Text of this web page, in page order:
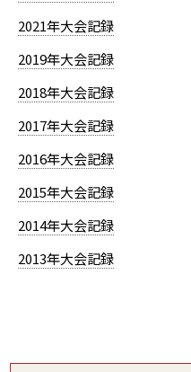
2021年大会記録
2019年大会記録
2018年大会記録
2017年大会記録
2016年大会記録
2015年大会記録
2014年大会記録
2013年大会記録